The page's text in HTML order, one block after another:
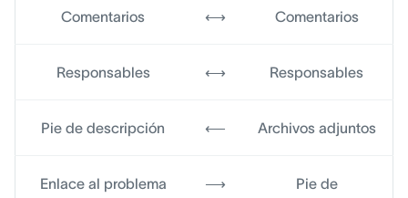
Comentarios ⟷ Comentarios
Responsables ⟷ Responsables
Pie de descripción ⟵ Archivos adjuntos
Enlace al problema ⟶
Pie de